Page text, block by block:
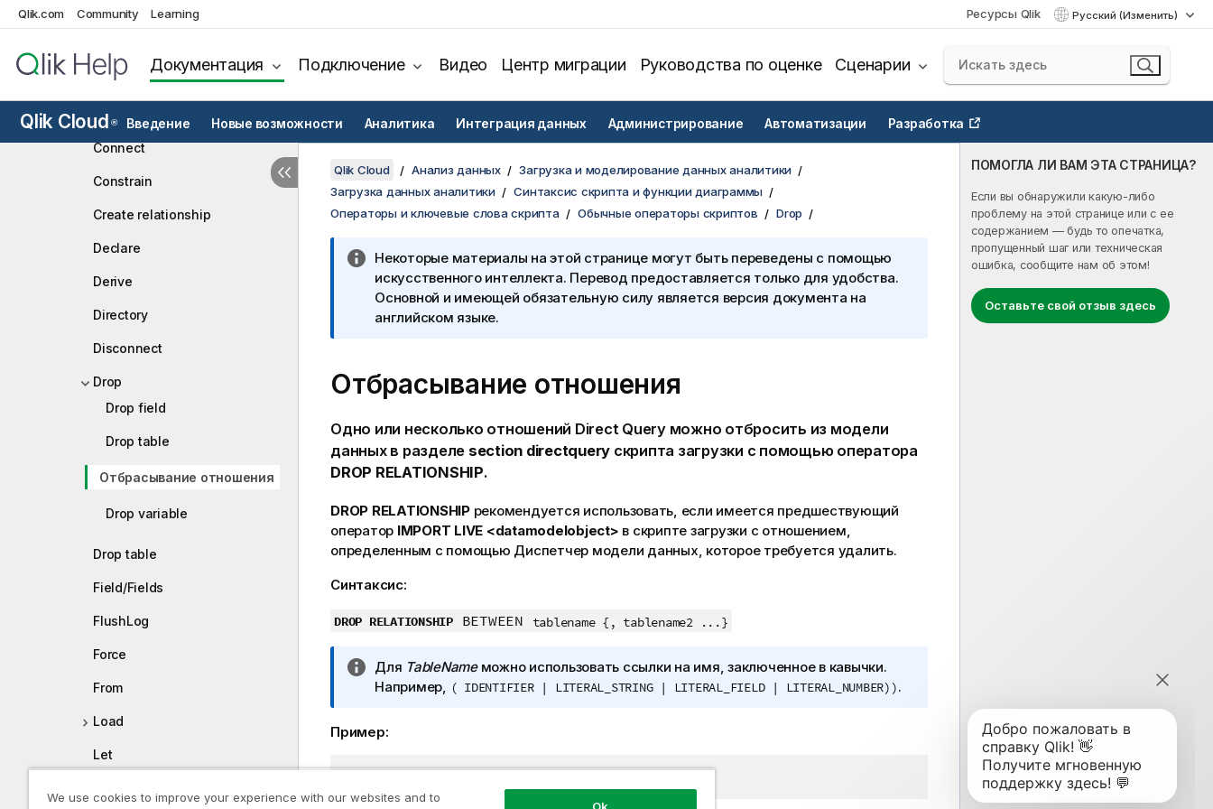
Qlik.com Community Learning Ресурсы Qlik Русский (Изменить)
Документация Подключение Видео Центр миграции Руководства по оценке Сценарии
Qlik Cloud ® Введение Новые возможности Аналитика Интеграция данных Администрирование Автоматизации Разработка
AutoNumber
Comment field
Comment table
Connect
Constrain
Create relationship
Declare
Derive
Directory
Disconnect
Drop
Drop field
Drop table
Отбрасывание отношения
Drop variable
Drop table
Field/Fields
FlushLog
Force
From
Load
Let
ПОМОГЛА ЛИ ВАМ ЭТА СТРАНИЦА?
Если вы обнаружили какую-либо
проблему на этой странице или с ее
содержанием — будь то опечатка,
пропущенный шаг или техническая
ошибка, сообщите нам об этом!
Оставьте свой отзыв здесь
Qlik Cloud Анализ данных
Загрузка и моделирование данных аналитики
Загрузка данных аналитики
Синтаксис скрипта и функции диаграммы
Операторы и ключевые слова скрипта
Обычные операторы скриптов Drop
Некоторые материалы на этой странице могут быть переведены с помощью
искусственного интеллекта. Перевод предоставляется только для удобства.
Основной и имеющей обязательную силу является версия документа на
английском языке.
Отбрасывание отношения
Одно или несколько отношений Direct Queryможно отбросить из модели
данных в разделе section directquery скрипта загрузки с помощью оператора
DROP RELATIONSHIP.
DROP RELATIONSHIPрекомендуется использовать, если имеется предшествующий
оператор IMPORT LIVE <datamodelobject> в скрипте загрузки с отношением,
определенным с помощью Диспетчер модели данных, которое требуется удалить.
Синтаксис:
DROP RELATIONSHIPBETWEEN tablename {, tablename2 ...}
П
р
м
ч
Для TableNameможно использовать ссылки на имя, заключенное в кавычки.
Например,
( IDENTIFIER | LITERAL_STRING | LITERAL_FIELD | LITERAL_NUMBER)).
Пример:
We use cookies to improve your experience with our websites and to